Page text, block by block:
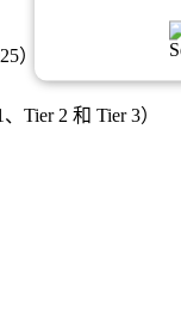
）
Tier 2 和 Tier 3）